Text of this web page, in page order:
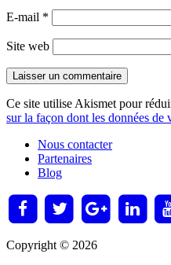
E-mail *
Site web
Ce site utilise Akismet pour
sur la façon dont les données de
Nous contacter
Partenaires
Blog
Copyright © 2026